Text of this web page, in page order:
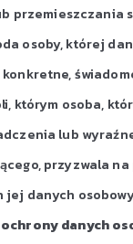
przemieszczania
osoby, której
którym osoba,
lub
przyzwala
jej danych
danych